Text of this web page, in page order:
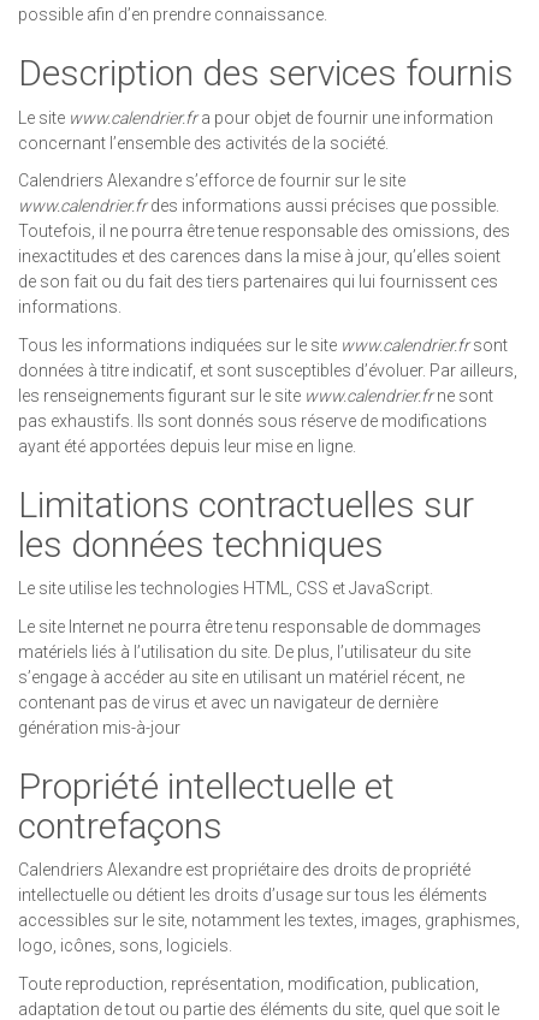
possible afin d’en prendre connaissance.
Description des services fournis
Le site www.calendrier.fra pour objet de fournir une information
concernant l’ensemble des activités de la société.
Calendriers Alexandre s’efforce de fournir sur le site
www.calendrier.frdes informations aussi précises que possible.
Toutefois, il ne pourra être tenue responsable des omissions, des
inexactitudes et des carences dans la mise à jour, qu’elles soient
de son fait ou du fait des tiers partenaires qui lui fournissent ces
informations.
Tous les informations indiquées sur le site www.calendrier.frsont
données à titre indicatif, et sont susceptibles d’évoluer. Par ailleurs,
les renseignements figurant sur le site www.calendrier.frne sont
pas exhaustifs. Ils sont donnés sous réserve de modifications
ayant été apportées depuis leur mise en ligne.
Limitations contractuelles sur
les données techniques
Le site utilise les technologies HTML, CSS et JavaScript.
Le site Internet ne pourra être tenu responsable de dommages
matériels liés à l’utilisation du site. De plus, l’utilisateur du site
s’engage à accéder au site en utilisant un matériel récent, ne
contenant pas de virus et avec un navigateur de dernière
génération mis-à-jour
Propriété intellectuelle et
contrefaçons
Calendriers Alexandre est propriétaire des droits de propriété
intellectuelle ou détient les droits d’usage sur tous les éléments
accessibles sur le site, notamment les textes, images, graphismes,
logo, icônes, sons, logiciels.
Toute reproduction, représentation, modification, publication,
adaptation de tout ou partie des éléments du site, quel que soit le